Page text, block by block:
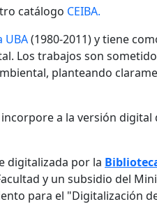
catálogo CEIBA.
UBA(1980-2011) y tiene
Los trabajos son
planteando
a la versión digital
digitalizada por la
y un subsidio del
para el "Digitalización